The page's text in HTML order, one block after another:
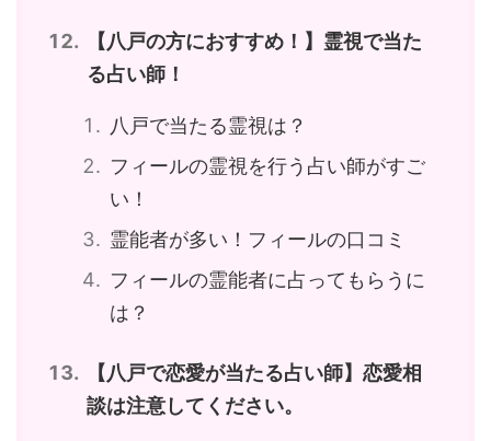
【八戸の方におすすめ！】霊視で当た
る占い師！
八戸で当たる霊視は？
フィールの霊視を行う占い師がすご
い！
霊能者が多い！フィールの口コミ
フィールの霊能者に占ってもらうに
は？
【八戸で恋愛が当たる占い師】恋愛相
談は注意してください。